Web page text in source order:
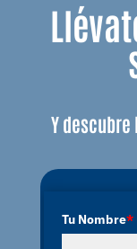
Y
Tu Nombre*